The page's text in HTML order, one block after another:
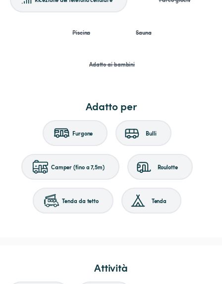
Piscina Sauna
Adatto ai bambini
Adatto per
Furgone Bulli
Camper (fino a 7,5m) Roulotte
Tenda da tetto Tenda
Attività